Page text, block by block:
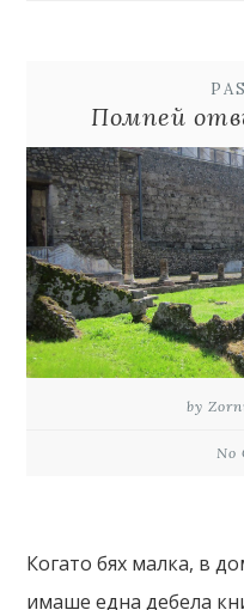
Помпей
by
No
Когато бях малка, в
имаше една дебела